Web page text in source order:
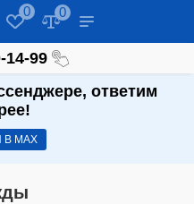
0 0
14-99
ответим
В МАХ